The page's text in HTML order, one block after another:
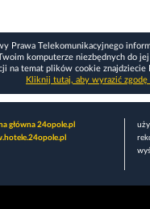
Prawa Telekomunikacyjnego
komputerze niezbędnych do
na temat plików cookie znajdziecie
Kliknij tutaj, aby wyrazić
główna 24opole.pl